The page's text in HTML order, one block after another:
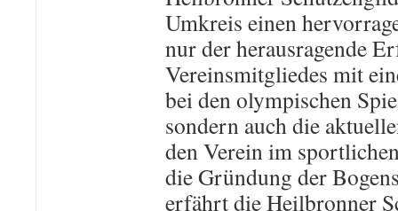
Umkreis einen
nur der herausragende
Vereinsmitgliedes mit
bei den olympischen
sondern auch die
den Verein im
die Gründung der
erfährt die Heilbronner